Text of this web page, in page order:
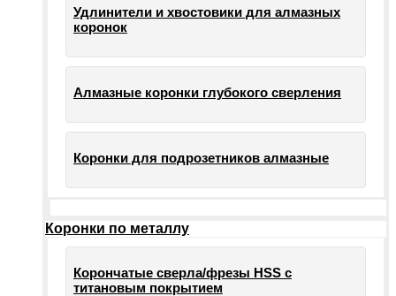
Удлинители и хвостовики для алмазных
коронок
Алмазные коронки глубокого сверления
Коронки для подрозетников алмазные
Коронки по металлу
Корончатые сверла/фрезы HSS c
титановым покрытием